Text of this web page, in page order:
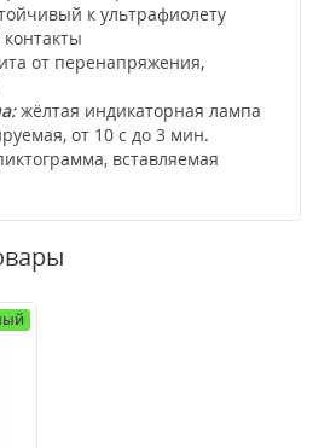
к ультрафиолету
от перенапряжения,
жёлтая индикаторная лампа
от 10 с до 3 мин.
вставляемая